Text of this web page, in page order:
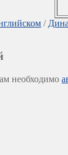
/
необходимо